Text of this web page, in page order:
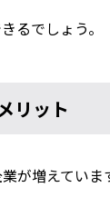
るでしょう。
リット
が増えていま